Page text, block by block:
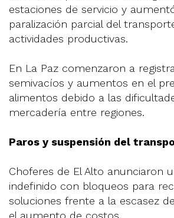
estaciones de servicio y
paralización parcial del
actividades productivas.
En La Paz comenzaron a
semivacíos y aumentos en el
alimentos debido a las
mercadería entre regiones.
Paros y suspensión del
Choferes de El Alto anunciaron
indefinido con bloqueos para
soluciones frente a la escasez
el aumento de costos.